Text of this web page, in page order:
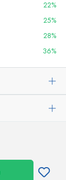
22%
25%
28%
36%